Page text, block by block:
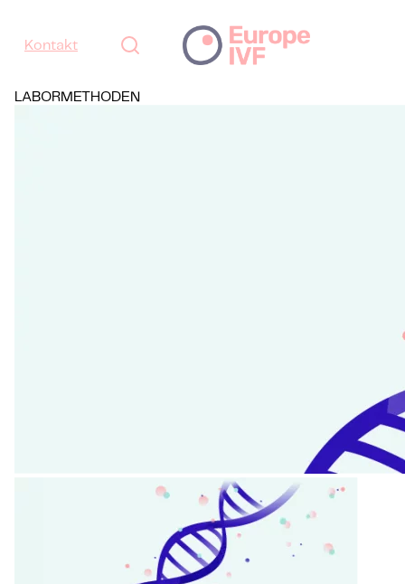
Kontakt
LABORMETHODEN